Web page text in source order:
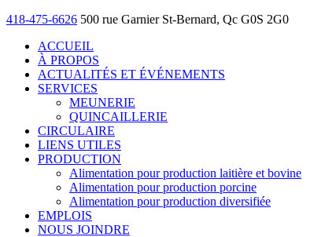
418-475-6626 500 rue Garnier St-Bernard, Qc G0S 2G0
ACCUEIL
À PROPOS
ACTUALITÉS ET ÉVÉNEMENTS
SERVICES
MEUNERIE
QUINCAILLERIE
CIRCULAIRE
LIENS UTILES
PRODUCTION
Alimentation pour production laitière et bovine
Alimentation pour production porcine
Alimentation pour production diversifiée
EMPLOIS
NOUS JOINDRE